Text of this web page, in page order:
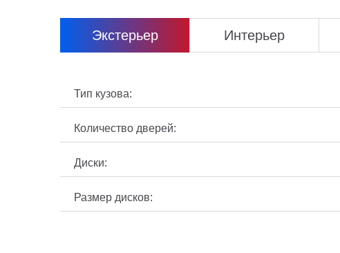
Экстерьер Интерьер
Тип кузова:
Количество дверей:
Диски:
Размер дисков: